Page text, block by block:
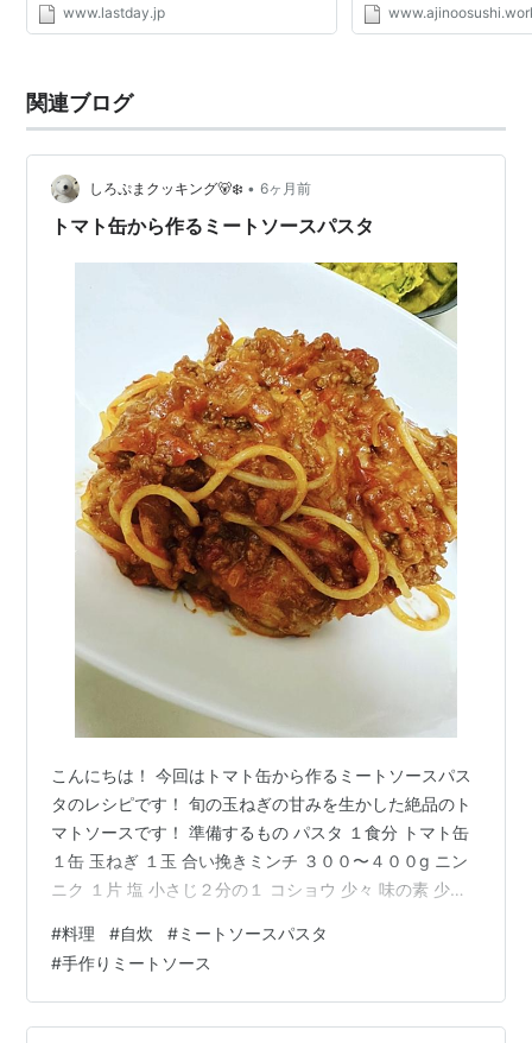
www.lastday.jp
関連ブログ
しろぷまクッキング🐻‍❄️ • 6ヶ月前
トマト缶から作るミートソースパスタ
こんにちは！ 今回はトマト缶から作るミートソースパス
タのレシピです！ 旬の玉ねぎの甘みを生かした絶品のト
マトソースです！ 準備するもの パスタ １食分 トマト缶
１缶 玉ねぎ １玉 合い挽きミンチ ３００〜４００g ニン
ニク １片 塩 小さじ２分の１ コショウ 少々 味の素 少々
ブオイル 少々 粉チーズ お好みの量 手順 １、玉ねぎとニ
ンニクをみじん切りにする。 しっかり炒めるので若干荒
めでも大丈夫です！ ２、フライパンに分量外の油をひ
き、弱火にかける。 ３、フライパンが暖まったら玉ねぎ
#料理 #自炊 #ミートソースパスタ
#手作りミートソース